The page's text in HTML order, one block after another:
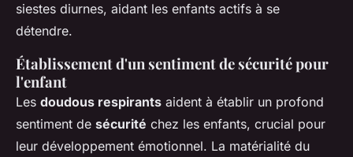
siestes diurnes, aidant les enfants actifs à se
détendre.
Établissement d'un sentiment de sécurité pour
l'enfant
Les doudous respirants aident à établir un profond
sentiment de sécurité chez les enfants, crucial pour
leur développement émotionnel. La matérialité du